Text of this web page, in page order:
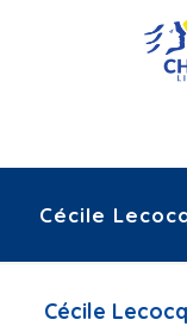
Cécile
Cécile Lecocq